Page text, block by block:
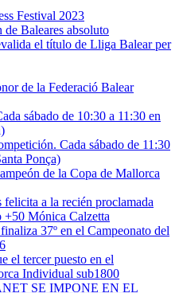
Festival 2023
de Baleares absoluto
el título de Lliga Balear per
de la Federació Balear
sábado de 10:30 a 11:30 en
Cada sábado de 11:30
Ponça)
de la Copa de Mallorca
a la recién proclamada
+50 Mónica Calzetta
37º en el Campeonato del
el tercer puesto en el
Individual sub1800
SE IMPONE EN EL